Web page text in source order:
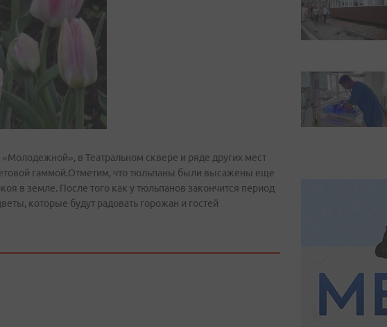
в Театральном сквере и ряде других мест
гаммой.Отметим, что тюльпаны были высажены еще
в земле. После того как у тюльпанов закончится период
которые будут радовать горожан и гостей